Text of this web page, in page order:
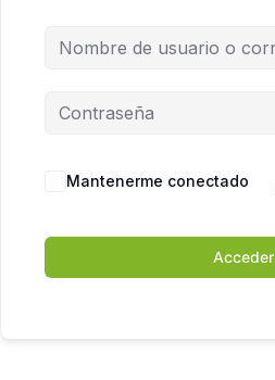
Mantenerme conectado
Acceder